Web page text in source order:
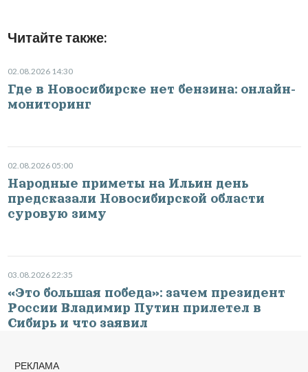
Читайте также:
02.08.2026 14:30
Где в Новосибирске нет бензина: онлайн-
мониторинг
02.08.2026 05:00
Народные приметы на Ильин день
предсказали Новосибирской области
суровую зиму
03.08.2026 22:35
«Это большая победа»: зачем президент
России Владимир Путин прилетел в
Сибирь и что заявил
РЕКЛАМА